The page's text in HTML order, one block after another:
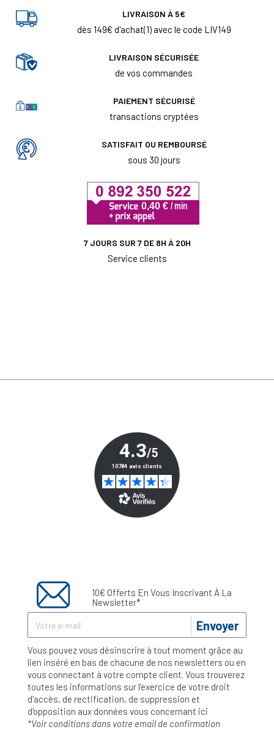
LIVRAISON À 5€
dès 149€ d'achat(1) avec le code LIV149
LIVRAISON SÉCURISÉE
de vos commandes
PAIEMENT SÉCURISÉ
transactions cryptées
SATISFAIT OU REMBOURSÉ
sous 30 jours
7 JOURS SUR 7 DE 8H À 20H
Service clients
10€ Offerts En Vous Inscrivant À La
Newsletter*
Envoyer
Vous pouvez vous désinscrire à tout moment grâce au
lien inséré en bas de chacune de nos newsletters ou en
vous connectant à votre compte client. Vous trouverez
toutes les informations sur l’exercice de votre droit
d'accès, de rectification, de suppression et
d'opposition aux données vous concernant ici
*Voir conditions dans votre email de confirmation